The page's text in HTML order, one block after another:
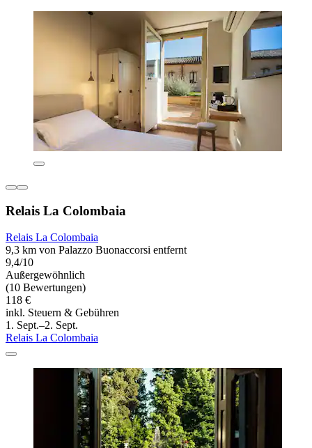
Relais La Colombaia
Relais La Colombaia
9,3 km von Palazzo Buonaccorsi entfernt
9,4/10
Außergewöhnlich
(10 Bewertungen)
118 €
inkl. Steuern & Gebühren
1. Sept.–2. Sept.
Relais La Colombaia